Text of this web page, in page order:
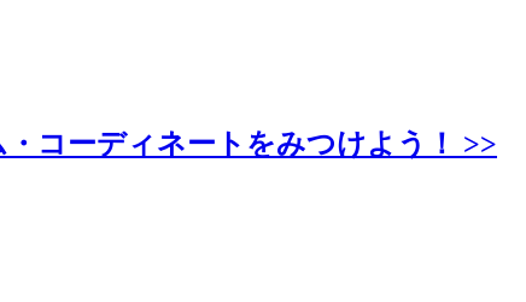
コーディネートをみつけよう！ >>